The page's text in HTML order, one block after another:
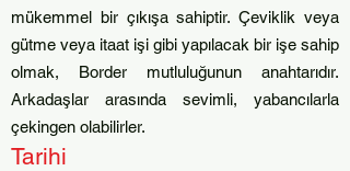
mükemmel bir çıkışa sahiptir. Çeviklik veya
gütme veya itaat işi gibi yapılacak bir işe sahip
olmak, Border mutluluğunun anahtarıdır.
Arkadaşlar arasında sevimli, yabancılarla
çekingen olabilirler.
Tarihi